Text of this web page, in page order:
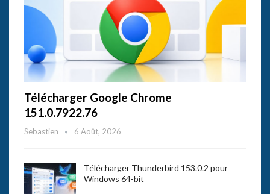
Télécharger Google Chrome
151.0.7922.76
Sebastien 6 Août, 2026
Télécharger Thunderbird 153.0.2 pour
Windows 64-bit